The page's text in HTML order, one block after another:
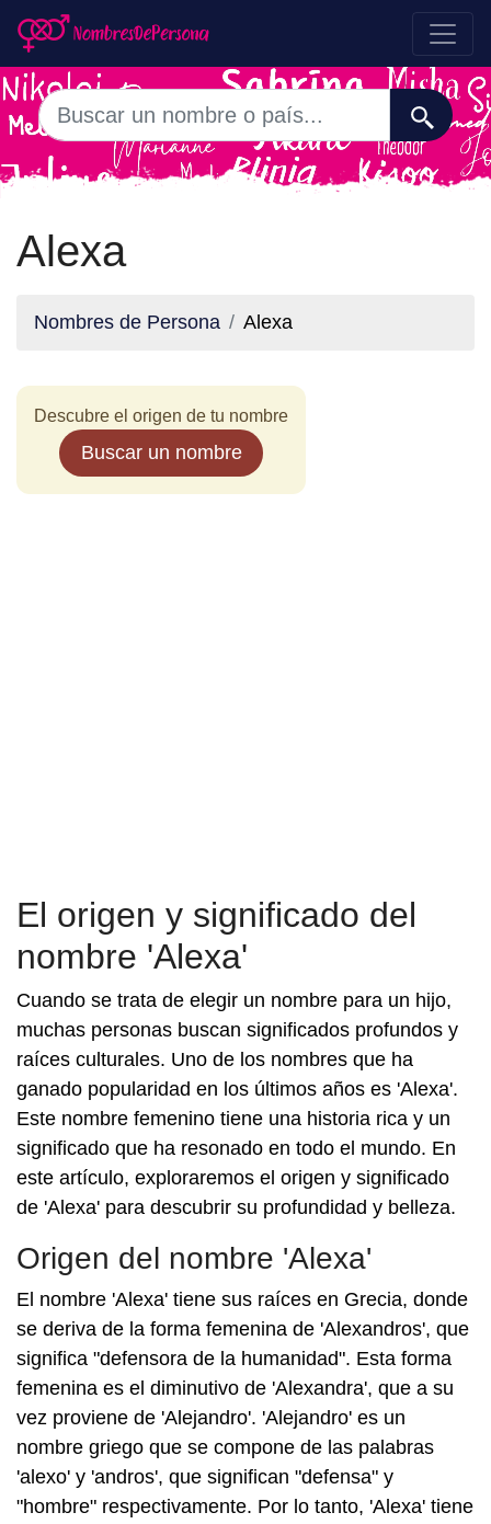
Alexa
Nombres de Persona Alexa
Descubre el origen de tu nombre
Buscar un nombre
El origen y significado del
nombre 'Alexa'
Cuando se trata de elegir un nombre para un hijo,
muchas personas buscan significados profundos y
raíces culturales. Uno de los nombres que ha
ganado popularidad en los últimos años es 'Alexa'.
Este nombre femenino tiene una historia rica y un
significado que ha resonado en todo el mundo. En
este artículo, exploraremos el origen y significado
de 'Alexa' para descubrir su profundidad y belleza.
Origen del nombre 'Alexa'
El nombre 'Alexa' tiene sus raíces en Grecia, donde
se deriva de la forma femenina de 'Alexandros', que
significa "defensora de la humanidad". Esta forma
femenina es el diminutivo de 'Alexandra', que a su
vez proviene de 'Alejandro'. 'Alejandro' es un
nombre griego que se compone de las palabras
'alexo' y 'andros', que significan "defensa" y
"hombre" respectivamente. Por lo tanto, 'Alexa' tiene